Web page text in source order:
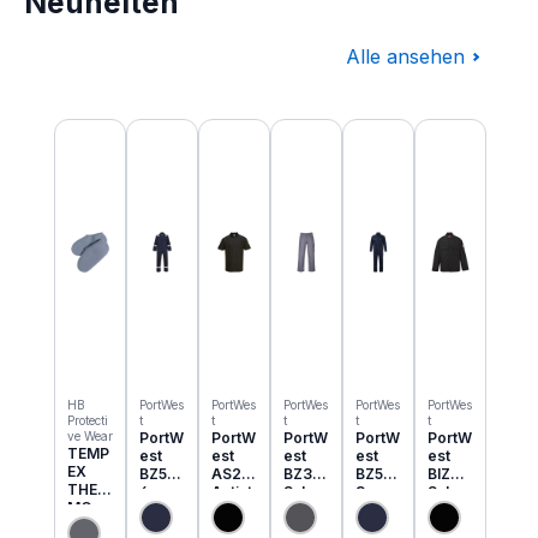
Alle ansehen
Produktgalerie überspringen
HB
Protecti
ve Wear
TEMP
EX
THER
MO
Einzie
PortWes
t
PortW
est
BZ50
6
Classi
c
PortWes
t
PortW
est
AS21
Antist
atik
ESD
PortWes
t
PortW
est
BZ31
Schw
eisser
Cargo
PortWes
t
PortW
est
BZ52
3
Bizwe
ld
PortWes
t
PortW
est
BIZ2
Schw
eisser
Jacke